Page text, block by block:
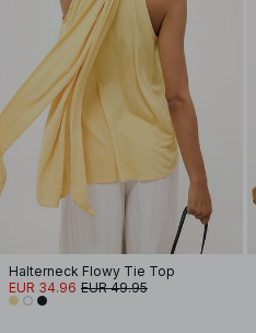
Halterneck Flowy Tie Top
EUR 34.96 EUR 49.95